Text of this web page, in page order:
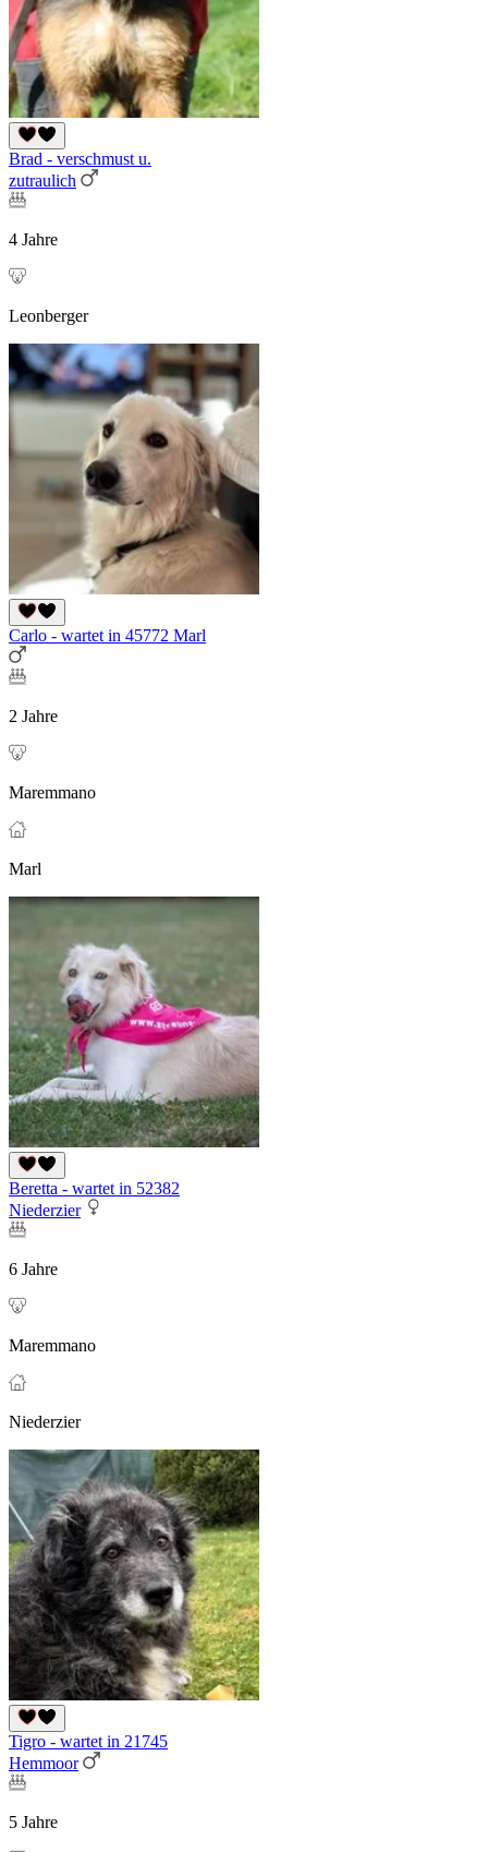
Brad - verschmust u.
zutraulich
4 Jahre
Leonberger
Carlo - wartet in 45772 Marl
2 Jahre
Maremmano
Marl
Beretta - wartet in 52382
Niederzier
6 Jahre
Maremmano
Niederzier
Tigro - wartet in 21745
Hemmoor
5 Jahre